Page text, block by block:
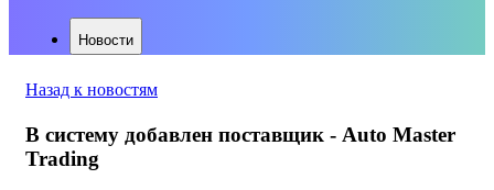
Новости
Назад к новостям
В систему добавлен поставщик - Auto Master
Trading